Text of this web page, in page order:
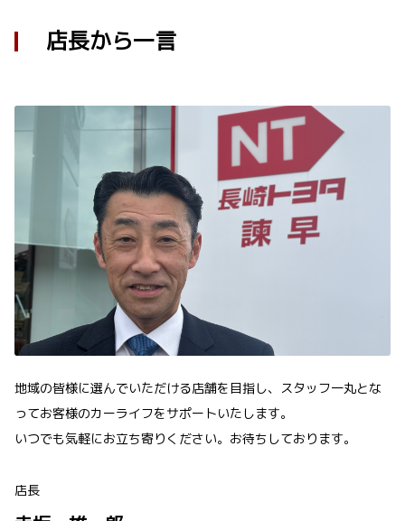
店長から一言
地域の皆様に選んでいただける店舗を目指し、スタッフ一丸とな
ってお客様のカーライフをサポートいたします。
いつでも気軽にお立ち寄りください。お待ちしております。
店長